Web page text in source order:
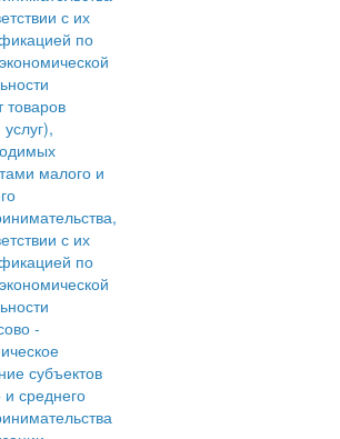
с их
по
товаров
малого и
с их
по
-
субъектов
и среднего